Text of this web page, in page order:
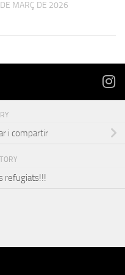
MARÇ DE 2026
i compartir
refugiats!!!